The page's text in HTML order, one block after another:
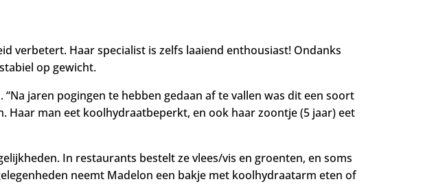
verbetert. Haar specialist is zelfs laaiend enthousiast! Ondanks
op gewicht.
jaren pogingen te hebben gedaan af te vallen was dit een soort
man eet koolhydraatbeperkt, en ook haar zoontje (5 jaar) eet
In restaurants bestelt ze vlees/vis en groenten, en soms
neemt Madelon een bakje met koolhydraatarm eten of